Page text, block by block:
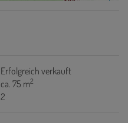
Erfolgreich verkauft
ca. 75 m2
2